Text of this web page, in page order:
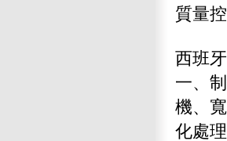
質量
西班
一、
機、
化處